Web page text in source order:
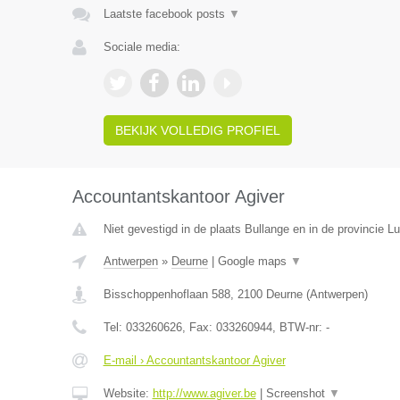
Laatste facebook posts ▼
Sociale media:
BEKIJK VOLLEDIG PROFIEL
Accountantskantoor Agiver
Niet gevestigd in de plaats Bullange en in de provincie
Antwerpen» Deurne| Google maps ▼
Bisschoppenhoflaan 588, 2100 Deurne(Antwerpen)
Tel: 033260626, Fax: 033260944, BTW-nr: -
E-mail › Accountantskantoor Agiver
Website: http://www.agiver.be| Screenshot ▼